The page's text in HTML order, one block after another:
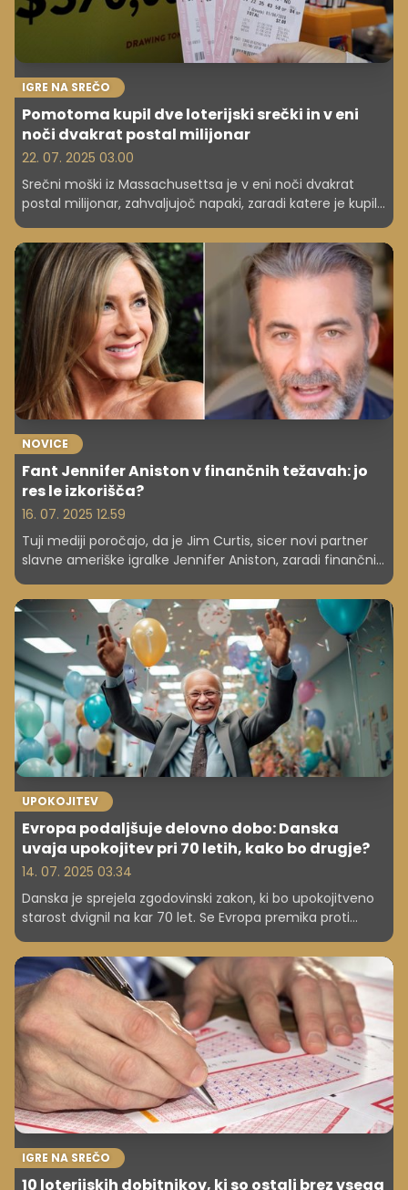
IGRE NA SREČO
Pomotoma kupil dve loterijski srečki in v eni
noči dvakrat postal milijonar
22. 07. 2025 03.00
Srečni moški iz Massachusettsa je v eni noči dvakrat
postal milijonar, zahvaljujoč napaki, zaradi katere je kupil
dve zmagovalni loterijski srečki na dveh različnih
lokacijah. Tako je prejel dva milijona dolarjev, kar je več
kot 1,7 milijona evrov.
NOVICE
Fant Jennifer Aniston v finančnih težavah: jo
res le izkorišča?
16. 07. 2025 12.59
Tuji mediji poročajo, da je Jim Curtis, sicer novi partner
slavne ameriške igralke Jennifer Aniston, zaradi finančnih
dolgov, v katere se je zapletel, oddal svoje luksuzno
stanovanje v najem.
UPOKOJITEV
Evropa podaljšuje delovno dobo: Danska
uvaja upokojitev pri 70 letih, kako bo drugje?
14. 07. 2025 03.34
Danska je sprejela zgodovinski zakon, ki bo upokojitveno
starost dvignil na kar 70 let. Se Evropa premika proti
IGRE NA SREČO
10 loterijskih dobitnikov, ki so ostali brez vsega